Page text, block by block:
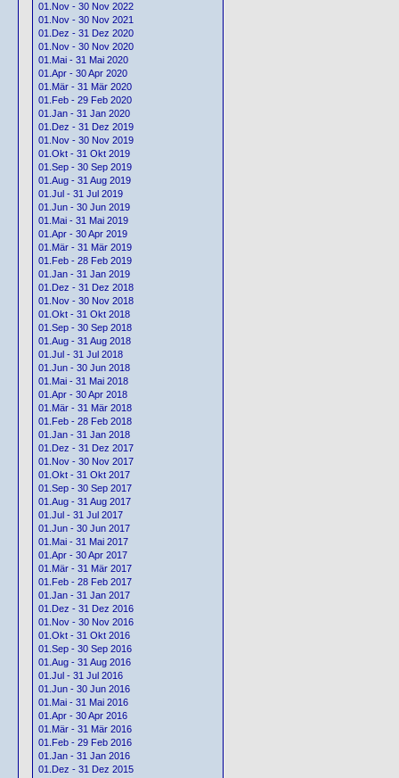
01.Nov - 30 Nov 2022
01.Nov - 30 Nov 2021
01.Dez - 31 Dez 2020
01.Nov - 30 Nov 2020
01.Mai - 31 Mai 2020
01.Apr - 30 Apr 2020
01.Mär - 31 Mär 2020
01.Feb - 29 Feb 2020
01.Jan - 31 Jan 2020
01.Dez - 31 Dez 2019
01.Nov - 30 Nov 2019
01.Okt - 31 Okt 2019
01.Sep - 30 Sep 2019
01.Aug - 31 Aug 2019
01.Jul - 31 Jul 2019
01.Jun - 30 Jun 2019
01.Mai - 31 Mai 2019
01.Apr - 30 Apr 2019
01.Mär - 31 Mär 2019
01.Feb - 28 Feb 2019
01.Jan - 31 Jan 2019
01.Dez - 31 Dez 2018
01.Nov - 30 Nov 2018
01.Okt - 31 Okt 2018
01.Sep - 30 Sep 2018
01.Aug - 31 Aug 2018
01.Jul - 31 Jul 2018
01.Jun - 30 Jun 2018
01.Mai - 31 Mai 2018
01.Apr - 30 Apr 2018
01.Mär - 31 Mär 2018
01.Feb - 28 Feb 2018
01.Jan - 31 Jan 2018
01.Dez - 31 Dez 2017
01.Nov - 30 Nov 2017
01.Okt - 31 Okt 2017
01.Sep - 30 Sep 2017
01.Aug - 31 Aug 2017
01.Jul - 31 Jul 2017
01.Jun - 30 Jun 2017
01.Mai - 31 Mai 2017
01.Apr - 30 Apr 2017
01.Mär - 31 Mär 2017
01.Feb - 28 Feb 2017
01.Jan - 31 Jan 2017
01.Dez - 31 Dez 2016
01.Nov - 30 Nov 2016
01.Okt - 31 Okt 2016
01.Sep - 30 Sep 2016
01.Aug - 31 Aug 2016
01.Jul - 31 Jul 2016
01.Jun - 30 Jun 2016
01.Mai - 31 Mai 2016
01.Apr - 30 Apr 2016
01.Mär - 31 Mär 2016
01.Feb - 29 Feb 2016
01.Jan - 31 Jan 2016
01.Dez - 31 Dez 2015